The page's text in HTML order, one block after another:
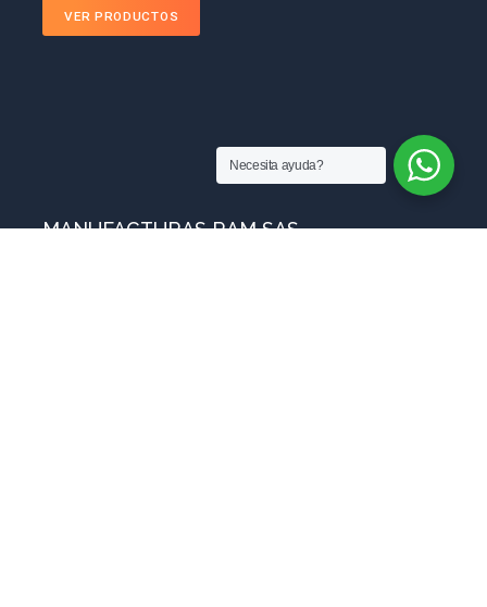
VER PRODUCTOS
MANUFACTURAS RAM SAS
Necesita ayuda?